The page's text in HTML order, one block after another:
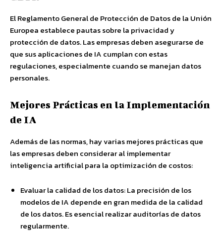
El Reglamento General de Protección de Datos de la Unión
Europea establece pautas sobre la privacidad y
protección de datos. Las empresas deben asegurarse de
que sus aplicaciones de IA cumplan con estas
regulaciones, especialmente cuando se manejan datos
personales.
Mejores Prácticas en la Implementación
de IA
Además de las normas, hay varias mejores prácticas que
las empresas deben considerar al implementar
inteligencia artificial para la optimización de costos:
Evaluar la calidad de los datos: La precisión de los
modelos de IA depende en gran medida de la calidad
de los datos. Es esencial realizar auditorías de datos
regularmente.